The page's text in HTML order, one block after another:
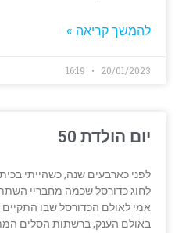
להמשך קריאה »
20/01/2023
יום הולדת 50
לפני כארבעים שנה, כשהייתי
לחוג כדורסל שכמה מחבריי
אמי לאולם הכדורסל שבו
באולם הענק, ברשתות הסלים